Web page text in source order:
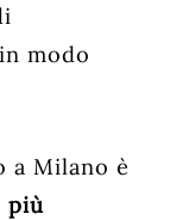
modo
a Milano è
più